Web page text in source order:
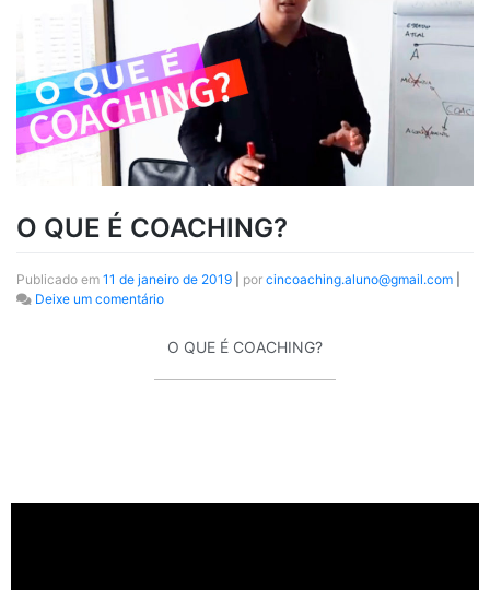
O QUE É COACHING?
Publicado em 11 de janeiro de 2019 por cincoaching.aluno@gmail.com
Deixe um comentário
O QUE É COACHING?